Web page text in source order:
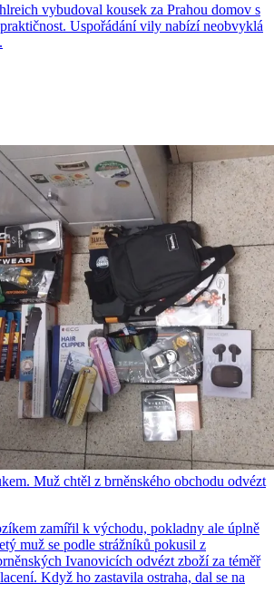
vybudoval kousek za Prahou domov s
Uspořádání vily nabízí neobvyklá
Muž chtěl z brněnského obchodu odvézt
zamířil k východu, pokladny ale úplně
muž se podle strážníků pokusil z
Ivanovicích odvézt zboží za téměř
Když ho zastavila ostraha, dal se na